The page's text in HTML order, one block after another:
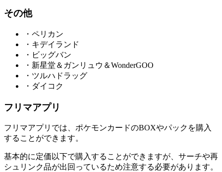
その他
・ペリカン
・キデイランド
・ビッグバン
・新星堂＆ガンリュウ＆WonderGOO
・ツルハドラッグ
・ダイコク
フリマアプリ
フリマアプリでは、ポケモンカードのBOXやパックを購入
することができます。
基本的に定価以下で購入することができますが、サーチや再
シュリンク品が出回っているため注意する必要があります。